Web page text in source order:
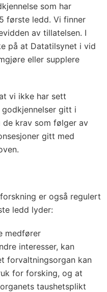
som har
første ledd. Vi finner
av tillatelsen. I
på at Datatilsynet i vid
eller supplere
vi ikke har sett
gitt i
krav som følger av
gitt med
er også regulert
ledd lyder:
medfører
interesser, kan
forvaltningsorgan kan
for forsking, og at
taushetsplikt